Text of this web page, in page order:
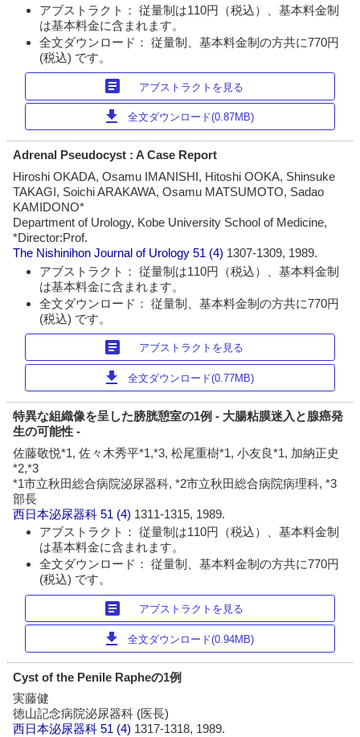
アブストラクト： 従量制は110円（税込）、基本料金制
は基本料金に含まれます。
全文ダウンロード： 従量制、基本料金制の方共に770円
(税込) です。
article アブストラクトを見る
download 全文ダウンロード(0.87MB)
Adrenal Pseudocyst : A Case Report
Hiroshi OKADA, Osamu IMANISHI, Hitoshi OOKA, Shinsuke
TAKAGI, Soichi ARAKAWA, Osamu MATSUMOTO, Sadao
KAMIDONO*
Department of Urology, Kobe University School of Medicine,
*Director:Prof.
The Nishinihon Journal of Urology 51 (4) 1307-1309, 1989.
アブストラクト： 従量制は110円（税込）、基本料金制
は基本料金に含まれます。
全文ダウンロード： 従量制、基本料金制の方共に770円
(税込) です。
article アブストラクトを見る
download 全文ダウンロード(0.77MB)
特異な組織像を呈した膀胱憩室の1例 - 大腸粘膜迷入と腺癌発
生の可能性 -
佐藤敬悦*1, 佐々木秀平*1,*3, 松尾重樹*1, 小友良*1, 加納正史
*2,*3
*1市立秋田総合病院泌尿器科, *2市立秋田総合病院病理科, *3
部長
西日本泌尿器科 51 (4) 1311-1315, 1989.
アブストラクト： 従量制は110円（税込）、基本料金制
は基本料金に含まれます。
全文ダウンロード： 従量制、基本料金制の方共に770円
(税込) です。
article アブストラクトを見る
download 全文ダウンロード(0.94MB)
Cyst of the Penile Rapheの1例
実藤健
徳山記念病院泌尿器科 (医長)
西日本泌尿器科 51 (4) 1317-1318, 1989.